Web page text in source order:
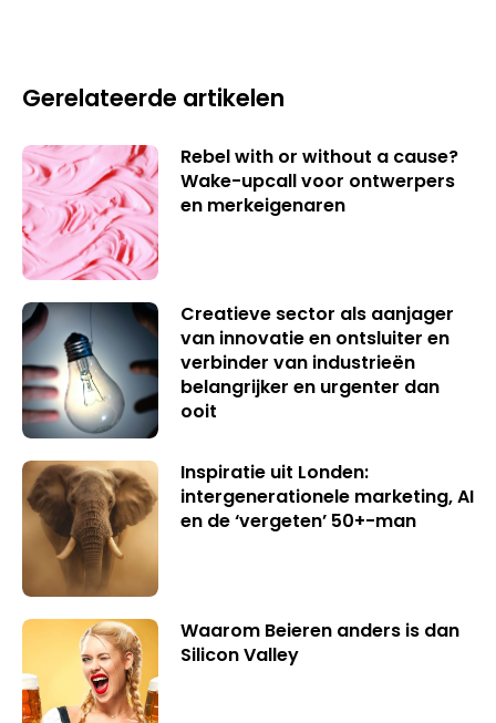
Gerelateerde artikelen
Rebel with or without a cause?
Wake-upcall voor ontwerpers
en merkeigenaren
Creatieve sector als aanjager
van innovatie en ontsluiter en
verbinder van industrieën
belangrijker en urgenter dan
ooit
Inspiratie uit Londen:
intergenerationele marketing, AI
en de ‘vergeten’ 50+-man
Waarom Beieren anders is dan
Silicon Valley